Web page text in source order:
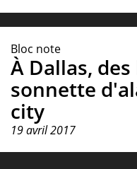
Bloc note
À Dallas,
sonnette
city
19 avril 2017